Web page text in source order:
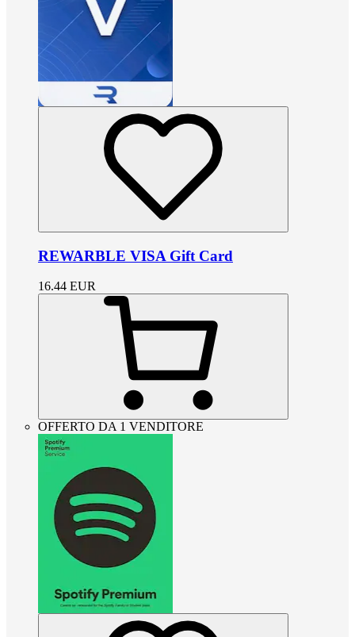
REWARBLE VISA Gift Card
16.44 EUR
OFFERTO DA 1 VENDITORE